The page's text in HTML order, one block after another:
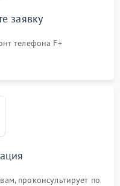
заявку
телефона F+
проконсультирует по